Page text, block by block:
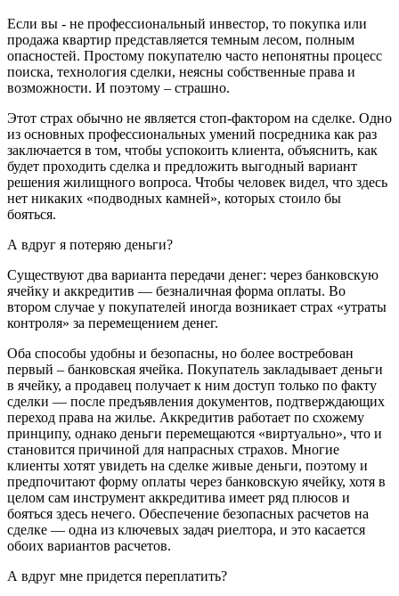
Если вы - не профессиональный инвестор, то покупка или
продажа квартир представляется темным лесом, полным
опасностей. Простому покупателю часто непонятны процесс
поиска, технология сделки, неясны собственные права и
возможности. И поэтому – страшно.
Этот страх обычно не является стоп-фактором на сделке. Одно
из основных профессиональных умений посредника как раз
заключается в том, чтобы успокоить клиента, объяснить, как
будет проходить сделка и предложить выгодный вариант
решения жилищного вопроса. Чтобы человек видел, что здесь
нет никаких «подводных камней», которых стоило бы
бояться.
А вдруг я потеряю деньги?
Существуют два варианта передачи денег: через банковскую
ячейку и аккредитив — безналичная форма оплаты. Во
втором случае у покупателей иногда возникает страх «утраты
контроля» за перемещением денег.
Оба способы удобны и безопасны, но более востребован
первый – банковская ячейка. Покупатель закладывает деньги
в ячейку, а продавец получает к ним доступ только по факту
сделки — после предъявления документов, подтверждающих
переход права на жилье. Аккредитив работает по схожему
принципу, однако деньги перемещаются «виртуально», что и
становится причиной для напрасных страхов. Многие
клиенты хотят увидеть на сделке живые деньги, поэтому и
предпочитают форму оплаты через банковскую ячейку, хотя в
целом сам инструмент аккредитива имеет ряд плюсов и
бояться здесь нечего. Обеспечение безопасных расчетов на
сделке — одна из ключевых задач риелтора, и это касается
обоих вариантов расчетов.
А вдруг мне придется переплатить?